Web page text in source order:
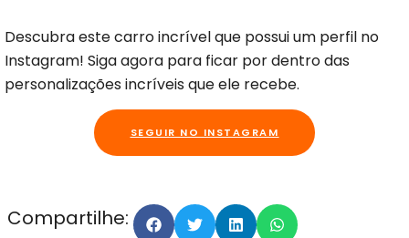
Descubra este carro incrível que possui um perfil no
Instagram! Siga agora para ficar por dentro das
personalizações incríveis que ele recebe.
SEGUIR NO INSTAGRAM
Compartilhe: